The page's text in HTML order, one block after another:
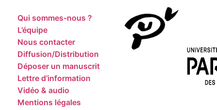
Qui sommes-nous ?
L’équipe
Nous contacter
Diffusion/Distribution
Déposer un manuscrit
Lettre d’information
Vidéo & audio
Mentions légales